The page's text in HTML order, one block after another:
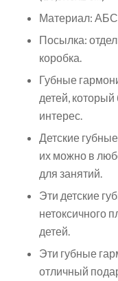
Материал:
Посылка:
коробка.
Губные
детей,
интерес.
Детские
их можно в
для занятий.
Эти детские
нетоксичного
детей.
Эти губные
отличный